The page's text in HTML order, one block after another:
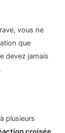
vous ne
que
devez jamais
plusieurs